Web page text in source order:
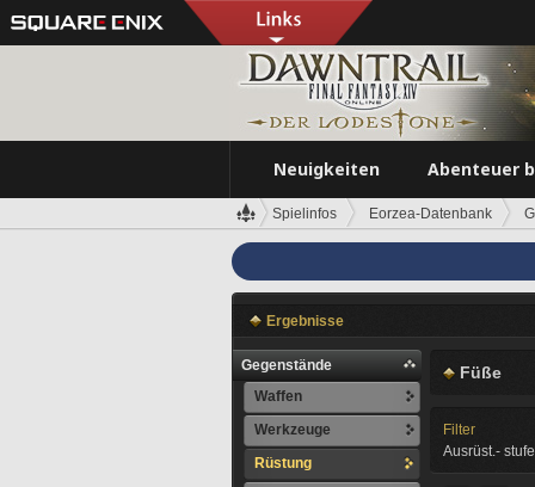
Neuigkeiten Abenteuer
Spielinfos Eorzea-Datenbank
Ergebnisse
Gegenstände
Waffen
Werkzeuge
Rüstung
Füße
Filter
Ausrüst.-